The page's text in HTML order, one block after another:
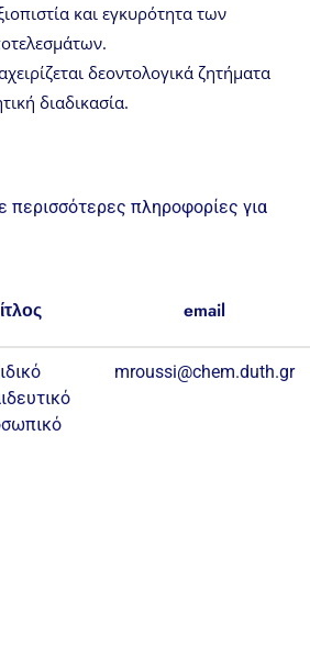
και εγκυρότητα των
δεοντολογικά ζητήματα
διαδικασία.
περισσότερες πληροφορίες για
email
mroussi@chem.duth.gr